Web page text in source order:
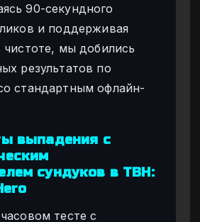
90-секундного
и поддерживая
чистоте, мы добились
результатов по
стандартным офлайн-
выпадения с
сундуков в TBH:
тесте с